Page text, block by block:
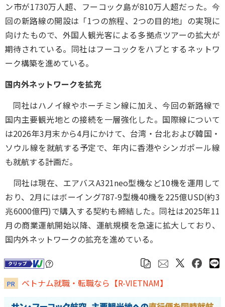
ン市が1730万人超、フーコック島が810万人超だった。今
回の新路線の開設は「1つの旅程、2つの目的地」の実現に
向けたもので、外国人観光客による多拠点ツアーの拡大が
期待されている。同社はフーコックをハブとするネットワ
ーク構築を進めている。
国内外ネットワークを拡充
同社はハノイ線やホーチミン線に加え、今回の新路線で
国内主要観光地との接続を一層強化した。国際線について
は2026年3月末から4月にかけて、台湾・台北および韓国・
ソウル線を就航する予定で、年内に香港やシンガポール線
も就航する計画だ。
同社は現在、エアバスA321neo型機など10機を運用して
おり、2月にはボーイング787-9型機40機を225億USD(約3
兆6000億円)で購入する契約も締結した。同社は2025年11
月の商業運航開始以降、運航規模を急速に拡大しており、
国内外ネットワークの拡充を進めている。
PR ベトナム就職・転職なら【R-VIETNAM】